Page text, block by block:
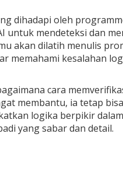
dihadapi oleh
untuk mendeteksi dan
akan dilatih menulis
memahami kesalahan
cara
membantu, ia tetap
logika berpikir
yang sabar dan detail.